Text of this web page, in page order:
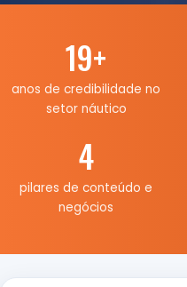
19+
anos de credibilidade no
setor náutico
4
pilares de conteúdo e
negócios